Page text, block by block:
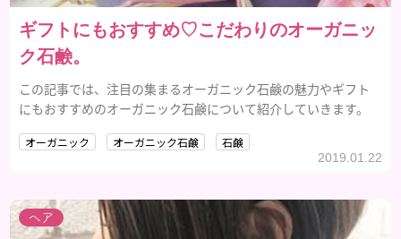
ギフトにもおすすめ♡こだわりのオーガニッ
ク石鹸。
この記事では、注目の集まるオーガニック石鹸の魅力やギフト
にもおすすめのオーガニック石鹸について紹介していきます。
オーガニック オーガニック石鹸 石鹸
2019.01.22
ヘア